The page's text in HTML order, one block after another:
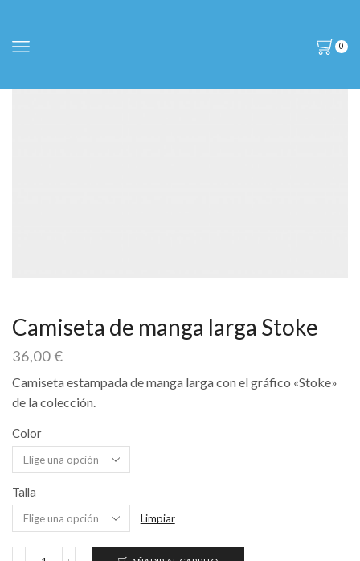
0
Camiseta de manga larga Stoke
36,00€
Camiseta estampada de manga larga con el gráfico «Stoke»
de la colección.
Color
Talla
Limpiar